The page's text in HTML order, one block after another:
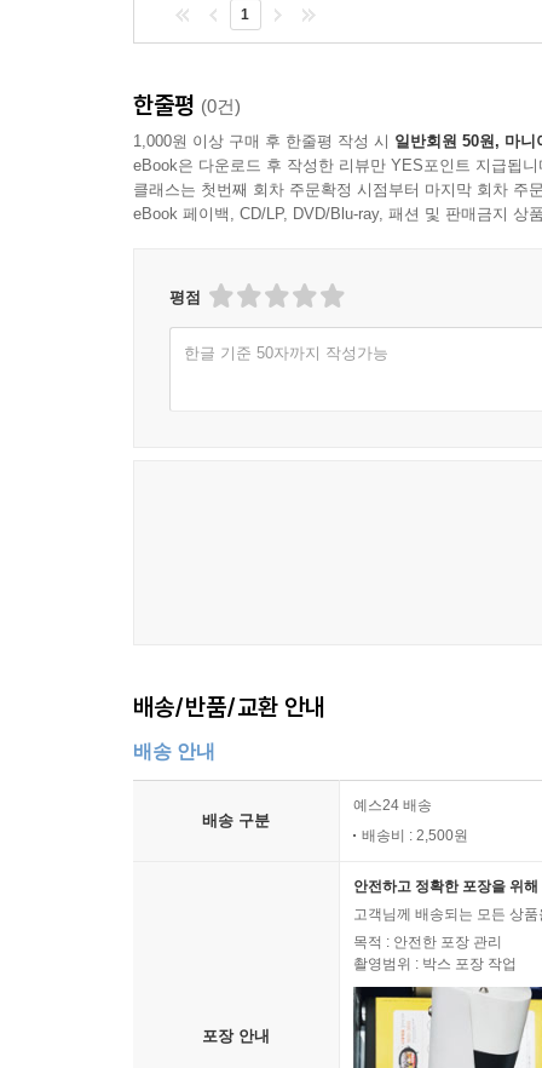
1
한줄평 (0건)
1,000원 이상 구매 후 한줄평 작성 시 일반회원 50원, 마니
eBook은 다운로드 후 작성한 리뷰만 YES포인트 지급됩니
클래스는 첫번째 회차 주문확정 시점부터 마지막 회차 주
eBook 페이백, CD/LP, DVD/Blu-ray, 패션 및 판매금지 상
평점
한글 기준 50자까지 작성가능
배송/반품/교환 안내
배송 안내
배송 구분
예스24 배송
배송비 : 2,500원
포장 안내
안전하고 정확한 포장을 위
고객님께 배송되는 모든 상
목적 : 안전한 포장 관리
촬영범위 : 박스 포장 작업